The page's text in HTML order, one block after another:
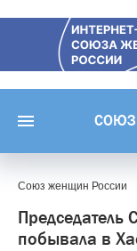
Союз женщин России
побывала в